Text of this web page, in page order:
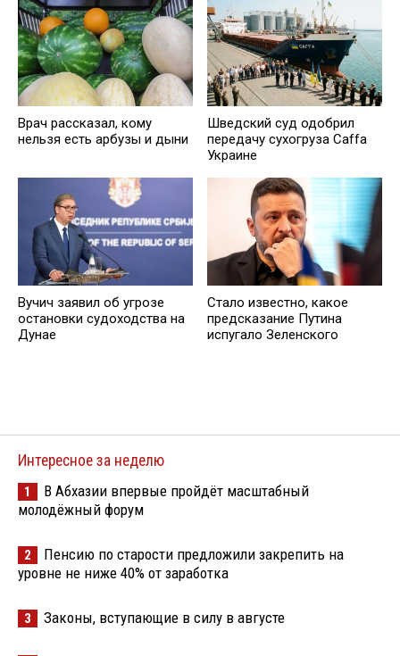
Врач рассказал, кому
нельзя есть арбузы и дыни
Шведский суд одобрил
передачу сухогруза Caffa
Украине
Вучич заявил об угрозе
остановки судоходства на
Дунае
Стало известно, какое
предсказание Путина
испугало Зеленского
Интересное за неделю
1
В Абхазии впервые пройдёт масштабный
молодёжный форум
2
Пенсию по старости предложили закрепить на
уровне не ниже 40% от заработка
3 Законы, вступающие в силу в августе